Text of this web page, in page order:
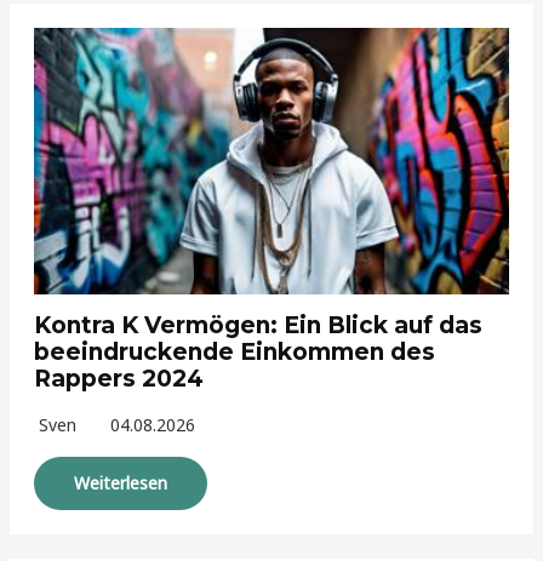
Kontra K Vermögen: Ein Blick auf das
beeindruckende Einkommen des
Rappers 2024
Sven 04.08.2026
Weiterlesen